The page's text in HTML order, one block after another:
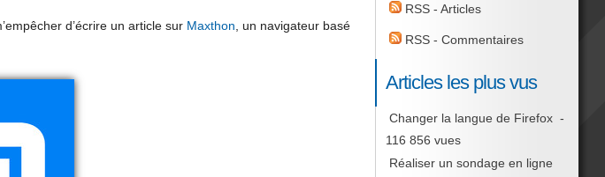
d’écrire un article sur Maxthon , un navigateur basé
RSS - Articles
RSS - Commentaires
Articles les plus vus
Changer la langue de Firefox -
116 856 vues
Réaliser un sondage en ligne